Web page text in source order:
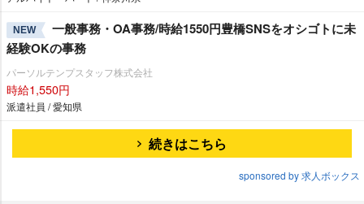
NEW
一般事務・OA事務/時給1550円豊橋SNSをオシゴトに未
経験OKの事務
パーソルテンプスタッフ株式会社
時給1,550円
派遣社員 / 愛知県
続きはこちら
sponsored by 求人ボックス